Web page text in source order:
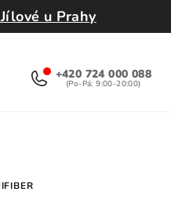
u Prahy
+420 724 000 088